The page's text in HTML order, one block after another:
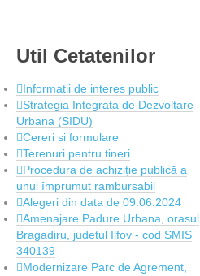
Util Cetatenilor
Informatii de interes public
Strategia Integrata de Dezvoltare
Urbana (SIDU)
Cereri si formulare
Terenuri pentru tineri
Procedura de achiziție publică a
unui împrumut rambursabil
Alegeri din data de 09.06.2024
Amenajare Padure Urbana, orasul
Bragadiru, judetul Ilfov - cod SMIS
340139
Modernizare Parc de Agrement,